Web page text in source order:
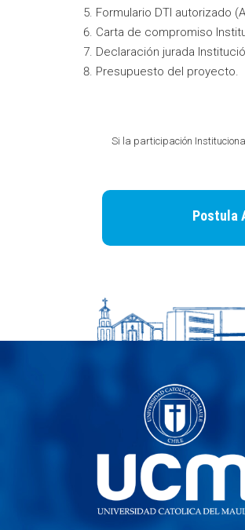
Formulario DTI autorizado
Carta de compromiso
Declaración jurada
Presupuesto del proyecto.
Si la participación
Postula